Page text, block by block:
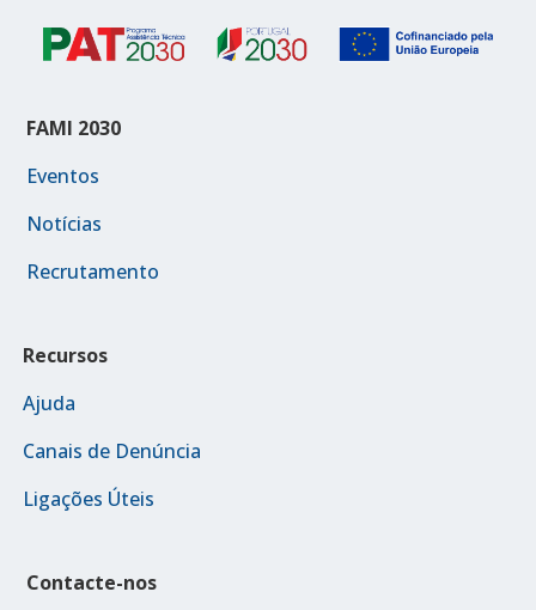
FAMI 2030
Eventos
Notícias
Recrutamento
Recursos
Ajuda
Canais de Denúncia
Ligações Úteis
Contacte-nos